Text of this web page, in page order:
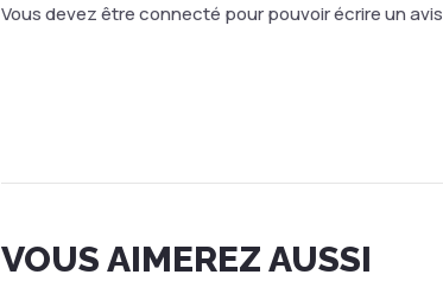
Vous devez être connecté pour pouvoir écrire un avis
VOUS AIMEREZ AUSSI